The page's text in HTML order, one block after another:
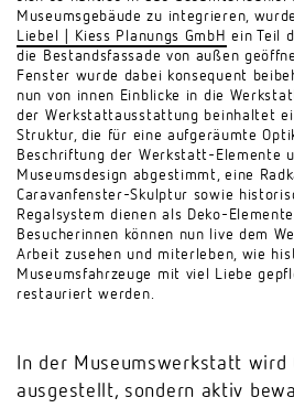
Museumsgebäude zu integrieren,
Liebel | Kiess Planungs GmbH ein Teil
die Bestandsfassade von außen
Fenster wurde dabei konsequent
nun von innen Einblicke in die
der Werkstattausstattung beinhaltet
Struktur, die für eine aufgeräumte
Beschriftung der Werkstatt-Elemente
Museumsdesign abgestimmt, eine
Caravanfenster-Skulptur sowie
Regalsystem dienen als Deko-
Besucherinnen können nun live dem
Arbeit zusehen und miterleben, wie
Museumsfahrzeuge mit viel Liebe
restauriert werden.
In der Museumswerkstatt wird
ausgestellt, sondern aktiv